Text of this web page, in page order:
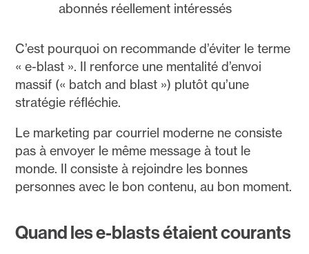
abonnés réellement intéressés
C’est pourquoi on recommande d’éviter le terme
« e-blast ». Il renforce une mentalité d’envoi
massif (« batch and blast ») plutôt qu’une
stratégie réfléchie.
Le marketing par courriel moderne ne consiste
pas à envoyer le même message à tout le
monde. Il consiste à rejoindre les bonnes
personnes avec le bon contenu, au bon moment.
Quand les e-blasts étaient courants